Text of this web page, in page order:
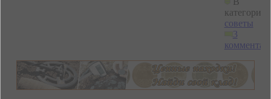
категории
советы
3